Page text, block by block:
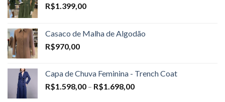
R$1.399,00
Casaco de Malha de Algodão
R$970,00
Capa de Chuva Feminina - Trench Coat
R$1.598,00 – R$1.698,00Price